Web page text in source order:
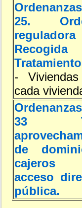
25.
-
cada
33
de
cajeros
acceso
pública.